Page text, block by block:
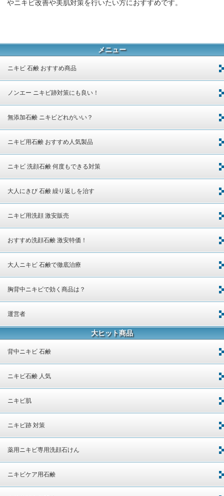
やニキビ改善や美肌対策を行いたい方におすすめです。
メニュー
ニキビ 石鹸 おすすめ商品
ノンエー ニキビ跡対策にも良い！
無添加石鹸 ニキビどれがいい？
ニキビ用石鹸 おすすめ人気製品
ニキビ 洗顔石鹸 何度もできる対策
大人にきび 石鹸 繰り返しを治す
ニキビ用洗顔 激安販売
おすすめ洗顔石鹸 激安特価！
大人ニキビ 石鹸で徹底治療
胸背中ニキビで効く商品は？
運営者
大ヒット商品
背中ニキビ 石鹸
ニキビ石鹸 人気
ニキビ肌
ニキビ跡 対策
薬用ニキビ専用洗顔石けん
ニキビケア用石鹸